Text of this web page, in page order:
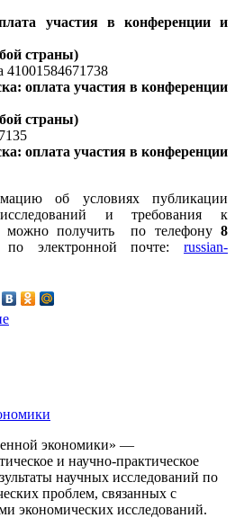
участия в конференции и
страны)
41001584671738
оплата участия в конференции
страны)
оплата участия в конференции
об условиях публикации
и требования к
можно получить по телефону 8
электронной почте:russian-
экономики» —
и научно-практическое
научных исследований по
проблем, связанных с
экономических исследований.